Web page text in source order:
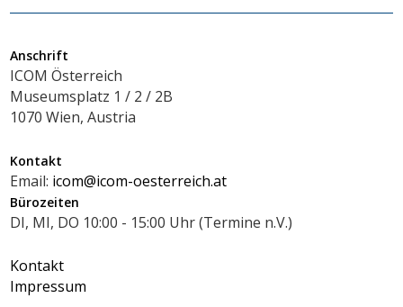
Anschrift
ICOM Österreich
Museumsplatz 1 / 2 / 2B
1070 Wien, Austria
Kontakt
Email: icom@icom-oesterreich.at
Bürozeiten
DI, MI, DO 10:00 - 15:00 Uhr (Termine n.V.)
Kontakt
Impressum